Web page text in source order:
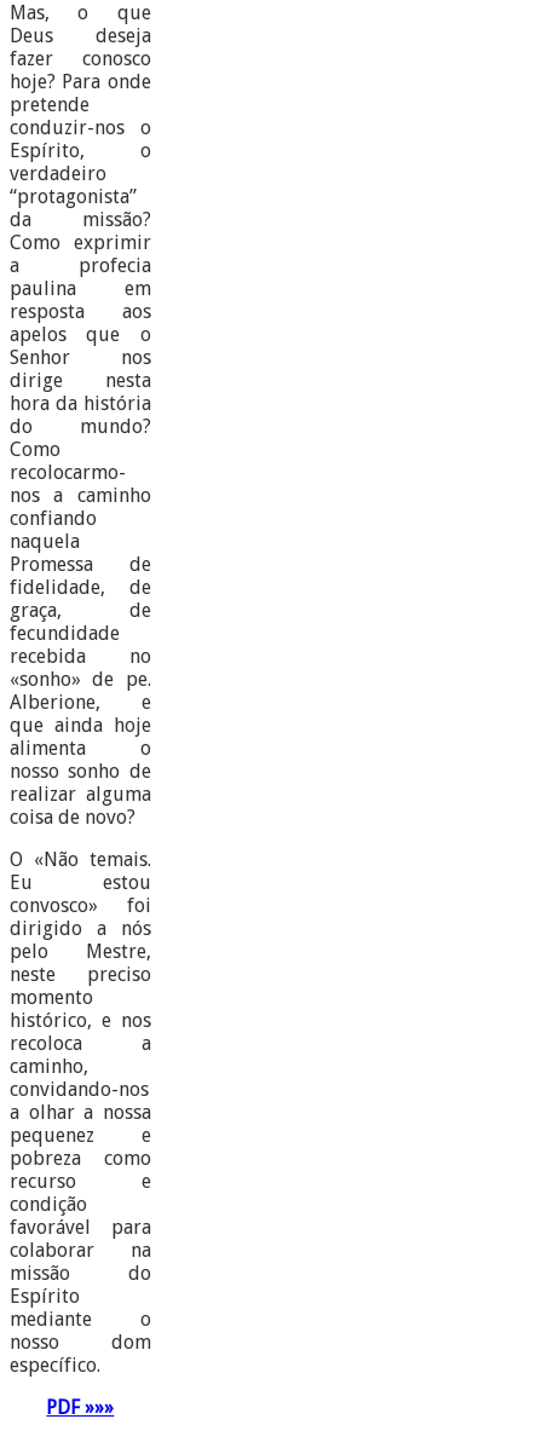
Mas, o que
Deus deseja
fazer conosco
hoje? Para onde
pretende
conduzir-nos o
Espírito, o
verdadeiro
“protagonista”
da missão?
Como exprimir
a profecia
paulina em
resposta aos
apelos que o
Senhor nos
dirige nesta
hora da história
do mundo?
Como
recolocarmo-
nos a caminho
confiando
naquela
Promessa de
fidelidade, de
graça, de
fecundidade
recebida no
«sonho» de pe.
Alberione, e
que ainda hoje
alimenta o
nosso sonho de
realizar alguma
coisa de novo?
O «Não temais.
Eu estou
convosco» foi
dirigido a nós
pelo Mestre,
neste preciso
momento
histórico, e nos
recoloca a
caminho,
convidando-nos
a olhar a nossa
pequenez e
pobreza como
recurso e
condição
favorável para
colaborar na
missão do
Espírito
mediante o
nosso dom
específico.
PDF »»»